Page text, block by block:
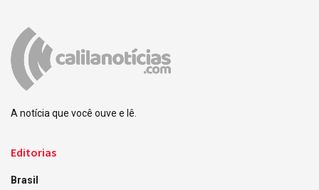
A notícia que você ouve e lê.
Editorias
Brasil